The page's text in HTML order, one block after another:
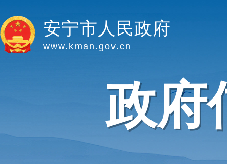
安宁市人民政府
www.kman.gov.cn
政府